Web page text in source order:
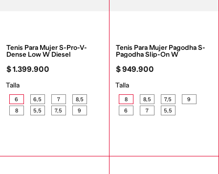
Tenis Para Mujer S-Pro-V-
Dense Low W Diesel
$1.399.900
Talla
6 6,5 7
8,5
8
5,5 7,5 9
Tenis Para Mujer Pagodha S-
Pagodha Slip-On W
$949.900
Talla
8 8,5 7,5
9
6
7 5,5